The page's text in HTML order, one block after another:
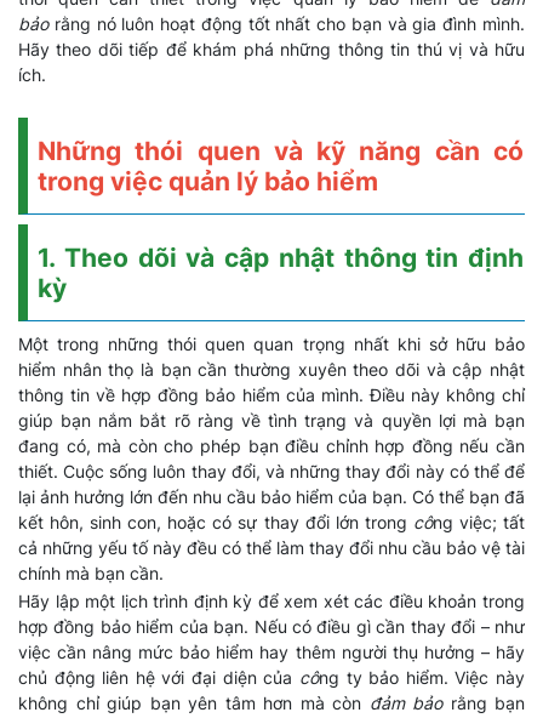
bảo rằng nó luôn hoạt động tốt nhất cho bạn và gia đình mình.
Hãy theo dõi tiếp để khám phá những thông tin thú vị và hữu
ích.
Những thói quen và kỹ năng cần có
trong việc quản lý bảo hiểm
1. Theo dõi và cập nhật thông tin định
kỳ
Một trong những thói quen quan trọng nhất khi sở hữu bảo
hiểm nhân thọ là bạn cần thường xuyên theo dõi và cập nhật
thông tin về hợp đồng bảo hiểm của mình. Điều này không chỉ
giúp bạn nắm bắt rõ ràng về tình trạng và quyền lợi mà bạn
đang có, mà còn cho phép bạn điều chỉnh hợp đồng nếu cần
thiết. Cuộc sống luôn thay đổi, và những thay đổi này có thể để
lại ảnh hưởng lớn đến nhu cầu bảo hiểm của bạn. Có thể bạn đã
kết hôn, sinh con, hoặc có sự thay đổi lớn trong công việc; tất
cả những yếu tố này đều có thể làm thay đổi nhu cầu bảo vệ tài
chính mà bạn cần.
Hãy lập một lịch trình định kỳ để xem xét các điều khoản trong
hợp đồng bảo hiểm của bạn. Nếu có điều gì cần thay đổi – như
việc cần nâng mức bảo hiểm hay thêm người thụ hưởng – hãy
chủ động liên hệ với đại diện của công ty bảo hiểm. Việc này
không chỉ giúp bạn yên tâm hơn mà còn đảm bảo rằng bạn